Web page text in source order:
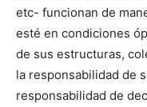
etc- funcionan de
esté en condiciones
de sus estructuras,
la responsabilidad de
responsabilidad de